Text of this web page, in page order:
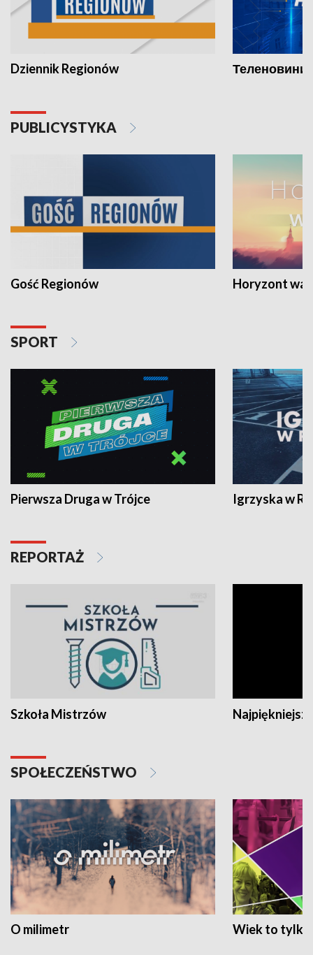
Dziennik Regionów Теленовини
PUBLICYSTYKA
Gość Regionów Horyzont
SPORT
Pierwsza Druga w Trójce Igrzyska w
REPORTAŻ
Szkoła Mistrzów
SPOŁECZEŃSTWO
O milimetr Wiek to tylko